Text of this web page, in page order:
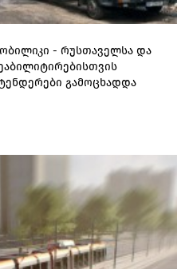
- რუსთაველსა და
გამოცხადდა